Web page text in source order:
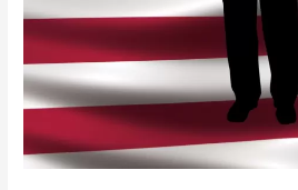
Estados
Unidos